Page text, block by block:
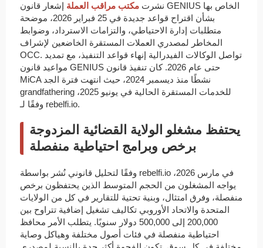
نشرت مكتب مراقب العملة إشعار قانون GENIUS الخاص بها
بشأن اقتراح قواعد جديدة في 25 فبراير 2026، موضحة
متطلبات إدارة الاحتياطي، والتزامات الاسترداد، وضوابط
المخاطر لمصدري العملات المستقرة الخاضعين لإشراف
OCC. تواصل الوكالات الفيدرالية إنهاء قواعد التنفيذ، مع تمديد
مواعيد قانون GENIUS حتى عام 2026. كان تنفيذ قانون
MiCA نشطًا منذ ديسمبر 2024، حيث انتهت فترة الجد
grandfathering للخدمات المستقرة الحالية في يونيو 2025،
وفقًا لـ rebelfi.io.
يحتفظ مشغلو الولاية القضائية المزدوجة
برخص وبرامج احتياطية منفصلة
وفقًا لتحليل قانوني نُشر بواسطة rebelfi.io في مارس 2026،
يواجه المشغلون من الحجم المتوسط الذين يحتفظون برخص
منفصلة، وفرق امتثال، وبنية تحتية للتقارير في كل من الولايات
المتحدة والاتحاد الأوروبي تكاليف تشغيل إضافية تتراوح بين
200,000 إلى 500,000 دولار سنويًا. يتطلب الأمر محافظ
احتياطية منفصلة في فئات أصول مختلفة وهياكل وصاية